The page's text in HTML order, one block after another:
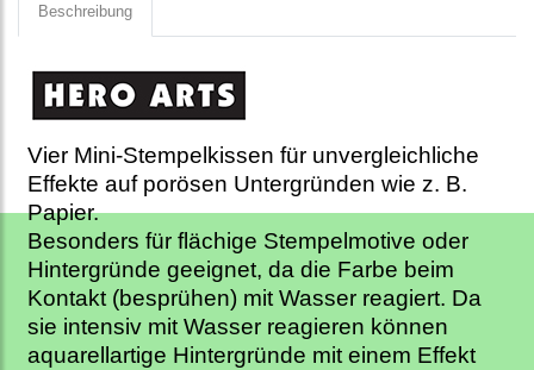
Beschreibung
Vier Mini-Stempelkissen für unvergleichliche
Effekte auf porösen Untergründen wie z. B.
Papier.
Besonders für flächige Stempelmotive oder
Hintergründe geeignet, da die Farbe beim
Kontakt (besprühen) mit Wasser reagiert. Da
sie intensiv mit Wasser reagieren können
aquarellartige Hintergründe mit einem Effekt